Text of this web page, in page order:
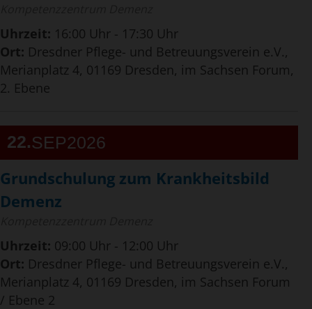
Uhrzeit: 16:00 Uhr - 17:30 Uhr
Ort: Dresdner Pflege- und Betreuungsverein e.V.,
Merianplatz 4, 01169 Dresden, im Sachsen Forum,
2. Ebene
22 SEP2026
Grundschulung zum Krankheitsbild
Demenz
Uhrzeit: 09:00 Uhr - 12:00 Uhr
Ort: Dresdner Pflege- und Betreuungsverein e.V.,
Merianplatz 4, 01169 Dresden, im Sachsen Forum
/ Ebene 2